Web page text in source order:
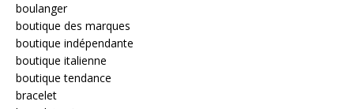
boulanger
boutique des marques
boutique indépendante
boutique italienne
boutique tendance
bracelet